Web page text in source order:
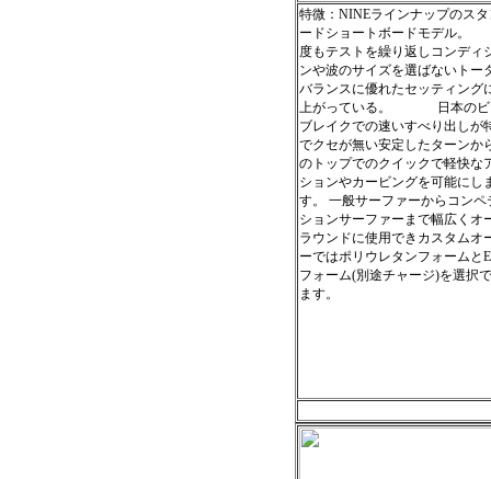
特微：NINEラインナップのス
ードショートボードモデル
度もテストを繰り返しコンディ
ンや波のサイズを選ばないトー
バランスに優れたセッティング
上がっている。 日本のビ
ブレイクでの速いすべり出しが
でクセが無い安定したターンか
のトップでのクイックで軽快な
ションやカービングを可能にし
す。 一般サーファーからコンペ
ションサーファーまで幅広くオ
ラウンドに使用できカスタムオ
ーではポリウレタンフォームと
フォーム(別途チャージ)を選択
ます。